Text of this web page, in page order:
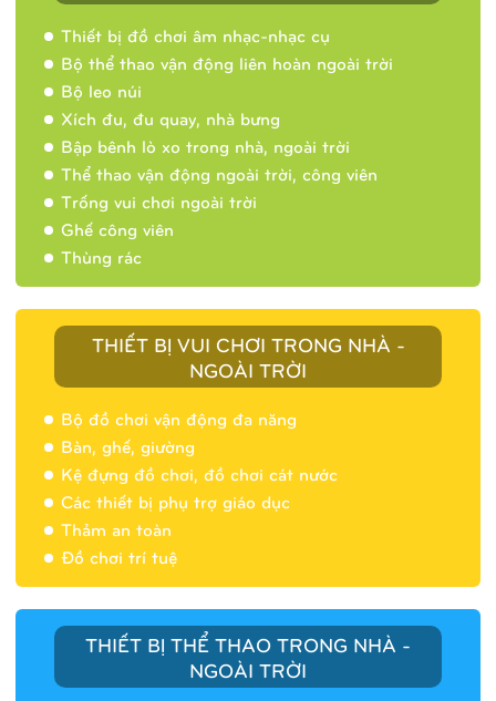
Thiết bị đồ chơi âm nhạc-nhạc cụ
Bộ thể thao vận động liên hoàn ngoài trời
Bộ leo núi
Xích đu, đu quay, nhà bưng
Bập bênh lò xo trong nhà, ngoài trời
Thể thao vận động ngoài trời, công viên
Trống vui chơi ngoài trời
Ghế công viên
Thùng rác
THIẾT BỊ VUI CHƠI TRONG NHÀ -
NGOÀI TRỜI
Bộ đồ chơi vận động đa năng
Bàn, ghế, giường
Kệ đựng đồ chơi, đồ chơi cát nước
Các thiết bị phụ trợ giáo dục
Thảm an toàn
Đồ chơi trí tuệ
THIẾT BỊ THỂ THAO TRONG NHÀ -
NGOÀI TRỜI
Nhà banh 9H5404